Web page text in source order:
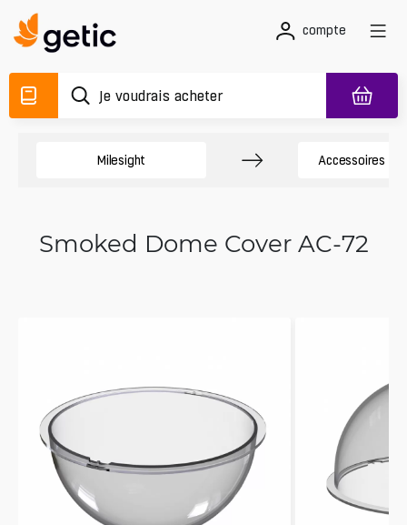
compte
Milesight Accessoires de
Smoked Dome Cover AC-72